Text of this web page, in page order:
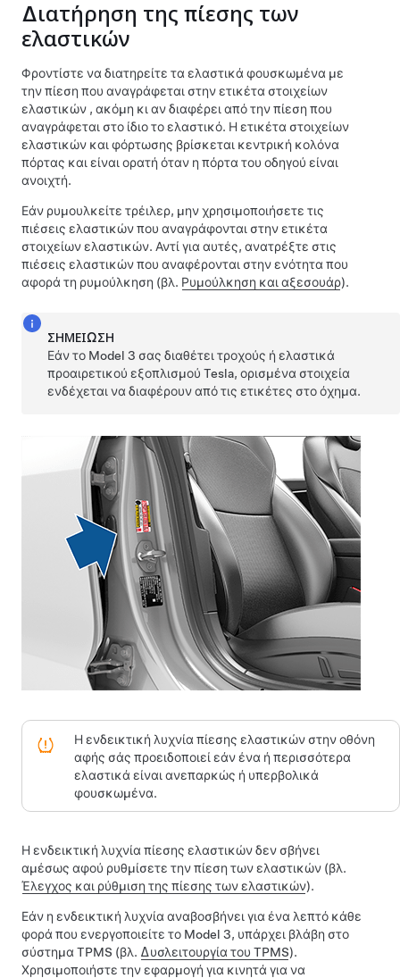
Διατήρηση της πίεσης των
ελαστικών
Φροντίστε να διατηρείτε τα ελαστικά φουσκωμένα με
την πίεση που αναγράφεται στην ετικέτα στοιχείων
ελαστικών , ακόμη κι αν διαφέρει από την πίεση που
αναγράφεται στο ίδιο το ελαστικό. Η ετικέτα στοιχείων
ελαστικών και φόρτωσης βρίσκεται κεντρική κολόνα
πόρτας και είναι ορατή όταν η πόρτα του οδηγού είναι
ανοιχτή.
Εάν ρυμουλκείτε τρέιλερ, μην χρησιμοποιήσετε τις
πιέσεις ελαστικών που αναγράφονται στην ετικέτα
στοιχείων ελαστικών. Αντί για αυτές, ανατρέξτε στις
πιέσεις ελαστικών που αναφέρονται στην ενότητα που
αφορά τη ρυμούλκηση (βλ. Ρυμούλκηση και αξεσουάρ).
ΣΗΜΕΊΩΣΗ
Εάν το Model 3 σας διαθέτει τροχούς ή ελαστικά
προαιρετικού εξοπλισμού Tesla, ορισμένα στοιχεία
ενδέχεται να διαφέρουν από τις ετικέτες στο όχημα.
Η ενδεικτική λυχνία πίεσης ελαστικώνστην οθόνη
αφής σάς προειδοποιεί εάν ένα ή περισσότερα
ελαστικά είναι ανεπαρκώς ή υπερβολικά
φουσκωμένα.
Η ενδεικτική λυχνία πίεσης ελαστικών δεν σβήνει
αμέσως αφού ρυθμίσετε την πίεση των ελαστικών (βλ.
Έλεγχος και ρύθμιση της πίεσης των ελαστικών).
Εάν η ενδεικτική λυχνία αναβοσβήνει για ένα λεπτό κάθε
φορά που ενεργοποιείτε το Model 3, υπάρχει βλάβη στο
σύστημα TPMS (βλ. Δυσλειτουργία του TPMS).
Χρησιμοποιήστε την εφαρμογή για κινητά για να